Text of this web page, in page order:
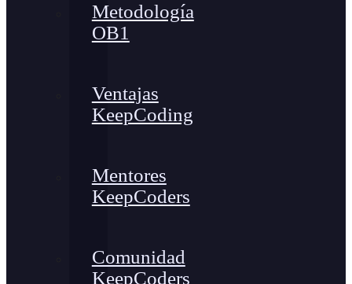
Metodología
OB1
Ventajas
KeepCoding
Mentores
KeepCoders
Comunidad
KeepCoders